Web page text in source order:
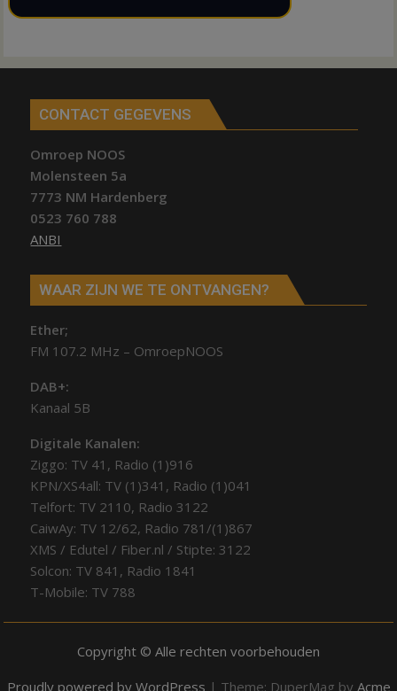
CONTACT GEGEVENS
Omroep NOOS
Molensteen 5a
7773 NM Hardenberg
0523 760 788
ANBI
WAAR ZIJN WE TE ONTVANGEN?
Ether;
FM 107.2 MHz – OmroepNOOS
DAB+:
Kanaal 5B
Digitale Kanalen:
Ziggo: TV 41, Radio (1)916
KPN/XS4all: TV (1)341, Radio (1)041
Telfort: TV 2110, Radio 3122
CaiwAy: TV 12/62, Radio 781/(1)867
XMS / Edutel / Fiber.nl / Stipte: 3122
Solcon: TV 841, Radio 1841
T-Mobile: TV 788
Copyright © Alle rechten voorbehouden
Proudly powered by WordPress | Theme: DuperMag by Acme